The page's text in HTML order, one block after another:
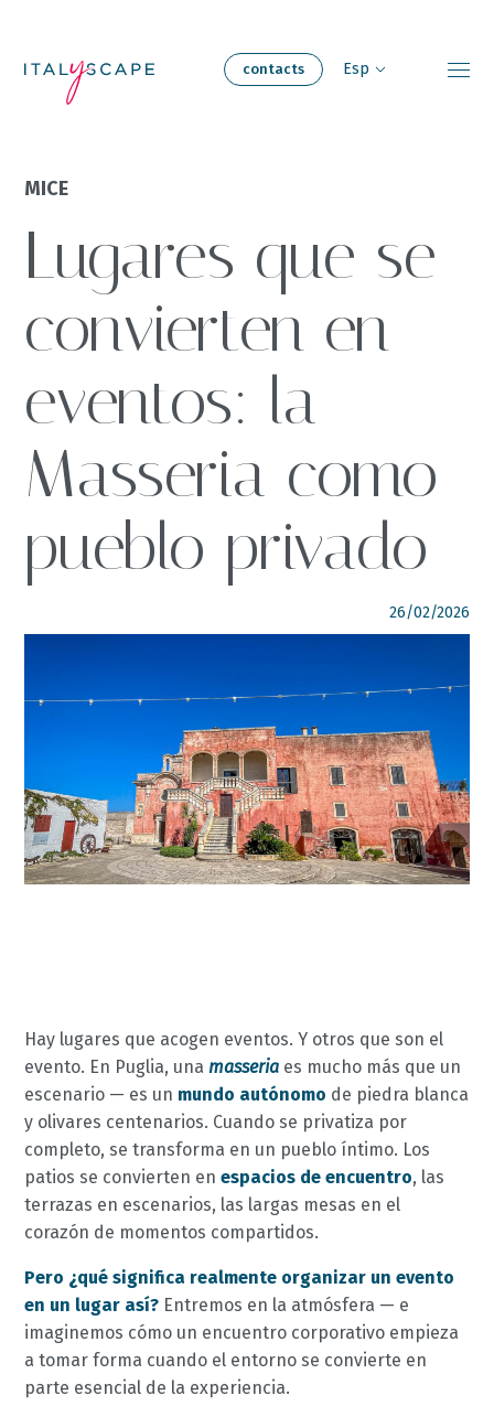
main
Contact
contacts Esp
Nuestros
hogares
Nuestro equipo
profesionales
+39 011 2293208
MICE
Lugares que se
convierten en
eventos: la
Masseria como
pueblo privado
26/02/2026
Hay lugares que acogen eventos. Y otros que son el
evento. En Puglia, una masseria es mucho más que un
escenario — es un mundo autónomo de piedra blanca
y olivares centenarios. Cuando se privatiza por
completo, se transforma en un pueblo íntimo. Los
patios se convierten enespacios de encuentro, las
terrazas en escenarios, las largas mesas en el
corazón de momentos compartidos.
Pero ¿qué significa realmente organizar un evento
en un lugar así? Entremos en la atmósfera — e
imaginemos cómo un encuentro corporativo empieza
a tomar forma cuando el entorno se convierte en
parte esencial de la experiencia.